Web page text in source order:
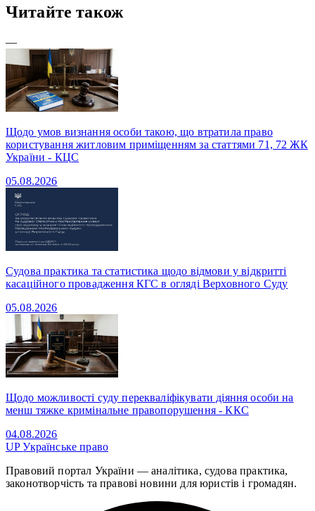
Читайте також
—
Щодо умов визнання особи такою, що втратила право
користування житловим приміщенням за статтями 71, 72 ЖК
України - КЦС
05.08.2026
Судова практика та статистика щодо відмови у відкритті
касаційного провадження КГС в огляді Верховного Суду
05.08.2026
Щодо можливості суду перекваліфікувати діяння особи на
менш тяжке кримінальне правопорушення - ККС
04.08.2026
UPУкраїнське право
Правовий портал України — аналітика, судова практика,
законотворчість та правові новини для юристів і громадян.